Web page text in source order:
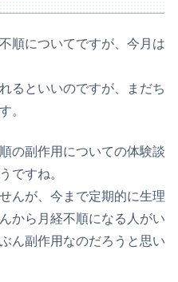
順についてですが、今月は
るといいのですが、まだち
。
の副作用についての体験談
ですね。
んが、今まで定期的に生理
から月経不順になる人がい
ん副作用なのだろうと思い